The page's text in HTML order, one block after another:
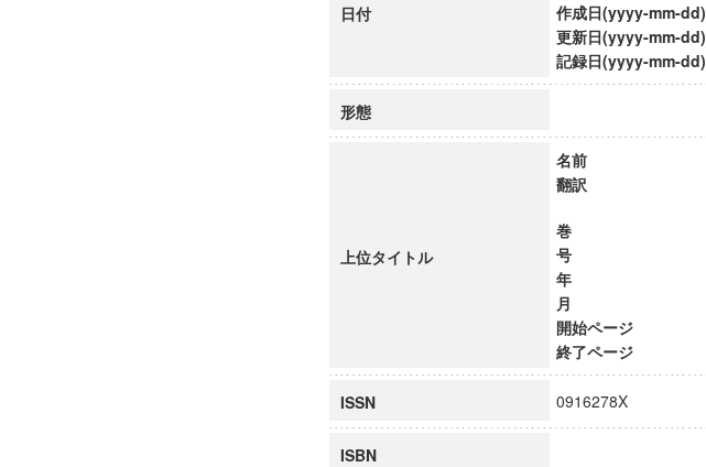
日付
作成日(yyyy-mm-dd)
更新日(yyyy-mm-dd)
記録日(yyyy-mm-dd)
形態
上位タイトル
名前
翻訳
巻
号
年
月
開始ページ
終了ページ
ISSN 0916278X
ISBN